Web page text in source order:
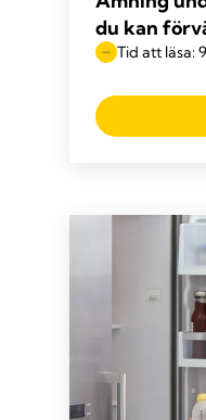
du kan
Tid att läsa: